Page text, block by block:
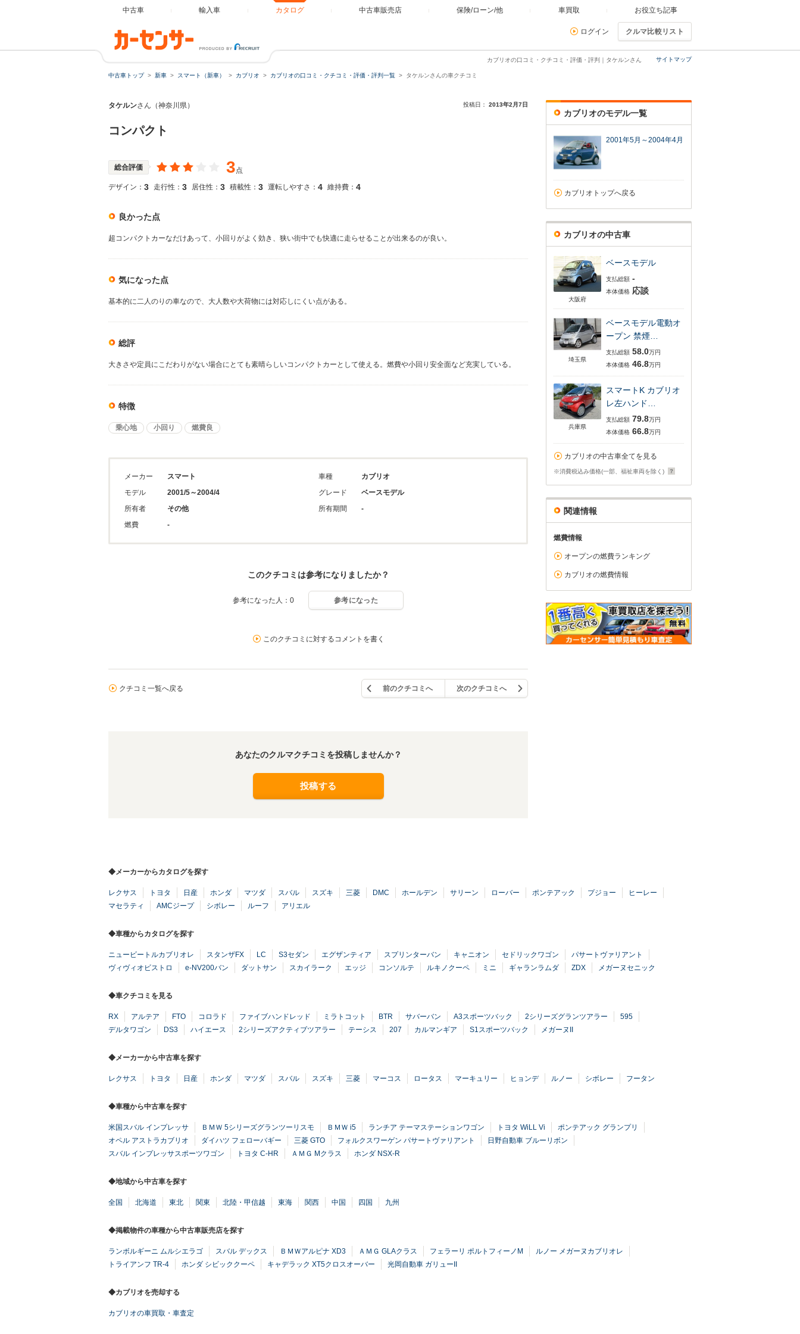
中古車 輸入車 カタログ 中古車販売店 保険/ローン/他 車買取 お役立ち記事
ログイン クルマ比較リスト
サイトマップ
カブリオの口コミ・クチコミ・評価・評判｜タケルンさん
中古車トップ 新車 スマート（新車） カブリオ カブリオの口コミ・クチコミ・評価・評判一覧 タケルンさんの車クチコミ
タケルンさん（神奈川県） 投稿日： 2013年2月7日
コンパクト
総合評価 3点
デザイン： 3 走行性： 3 居住性： 3 積載性： 3 運転しやすさ： 4 維持費： 4
良かった点
超コンパクトカーなだけあって、小回りがよく効き、狭い街中でも快適に走らせることが出来るのが良い。
気になった点
基本的に二人のりの車なので、大人数や大荷物には対応しにくい点がある。
総評
大きさや定員にこだわりがない場合にとても素晴らしいコンパクトカーとして使える。燃費や小回り安全面など充実している。
特徴
乗心地 小回り 燃費良
メーカー
スマート
モデル
2001/5～2004/4
所有者
その他
燃費
-
車種
カブリオ
グレード
ベースモデル
所有期間
-
このクチコミは参考になりましたか？
参考になった人：0 参考になった
このクチコミに対するコメントを書く
クチコミ一覧へ戻る 前のクチコミへ 次のクチコミへ
あなたのクルマクチコミを投稿しませんか？
投稿する
カブリオのモデル一覧
2001年5月～2004年4月
カブリオトップへ戻る
カブリオの中古車
大阪府
ベースモデル
支払総額 -
本体価格 応談
埼玉県
ベースモデル電動オ
ープン 禁煙…
支払総額 58.0万円
本体価格 46.8万円
兵庫県
スマートK カブリオ
レ左ハンド…
支払総額 79.8万円
本体価格 66.8万円
カブリオの中古車全てを見る
※消費税込み価格(一部、福祉車両を除く)
関連情報
燃費情報
オープンの燃費ランキング
カブリオの燃費情報
◆メーカーからカタログを探す
レクサス トヨタ 日産 ホンダ マツダ スバル スズキ 三菱 DMC ホールデン サリーン ローバー ポンテアック プジョー
ヒーレー
マセラティ
AMCジープ シボレー ルーフ アリエル
◆車種からカタログを探す
ニュービートルカブリオレ スタンザFX LC S3セダン エグザンティア スプリンターバン キャニオン セドリックワゴン
パサートヴァリアント
ヴィヴィオビストロ
e-NV200バン ダットサン スカイラーク エッジ コンソルテ ルキノクーペ ミニ ギャランラムダ ZDX メガーヌセニック
◆車クチコミを見る
RX アルテア FTO コロラド ファイブハンドレッド ミラトコット BTR サバーバン A3スポーツバック 2シリーズグランツアラー
595
デルタワゴン
DS3 ハイエース 2シリーズアクティブツアラー テーシス 207 カルマンギア S1スポーツバック メガーヌII
◆メーカーから中古車を探す
レクサス トヨタ 日産 ホンダ マツダ スバル スズキ 三菱 マーコス ロータス マーキュリー ヒョンデ ルノー シボレー フータン
◆車種から中古車を探す
米国スバル インプレッサ ＢＭＷ 5シリーズグランツーリスモ ＢＭＷ i5 ランチア テーマステーションワゴン トヨタ WiLL Vi
ポンテアック グランプリ
オペル アストラカブリオ
ダイハツ フェローバギー 三菱 GTO フォルクスワーゲン パサートヴァリアント
日野自動車 ブルーリボン
スバル インプレッサスポーツワゴン
トヨタ C-HR ＡＭＧ Mクラス ホンダ NSX-R
◆地域から中古車を探す
全国 北海道 東北 関東 北陸・甲信越 東海 関西 中国 四国 九州
◆掲載物件の車種から中古車販売店を探す
ランボルギーニ ムルシエラゴ スバル デックス ＢＭＷアルピナ XD3 ＡＭＧ GLAクラス フェラーリ ポルトフィーノM
ルノー メガーヌカブリオレ
トライアンフ TR-4
ホンダ シビッククーペ キャデラック XT5クロスオーバー 光岡自動車 ガリューII
◆カブリオを売却する
カブリオの車買取・車査定